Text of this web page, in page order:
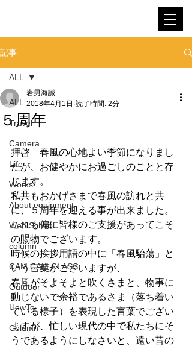
記事
ALL
Travel
Camera
Life
Works
About equipment
Web School
column
CAM CAM CLASS
Outdoor
HowTo
Column
ALL
５周年
岩男海誠
2018年4月1日 読了時間: 2分
拝啓　春風の心地よい季節になりまし
たが、お健やかにお過ごしのことと存
じます。
私共もおかげさまで春風の訪れと共
に、５周年を迎える事が出来ました。
これも偏に皆様のご支援があってこそ
の賜物でございます。
時候の挨拶用語の中に「春風駘蕩」と
いう言葉がございますが、
春風がそよそよと吹くさまと、物事に
動じないで余裕であるさま（落ち着い
ている様子）を表現した言葉でござい
ますが、忙しい現代の中で私たちにそ
うであるようにしなさいと、遠い昔の